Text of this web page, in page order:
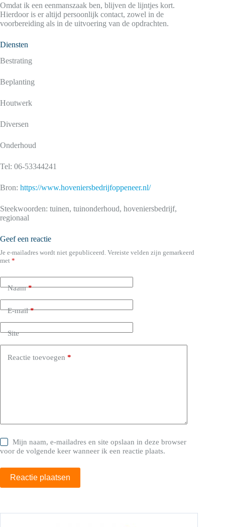
Omdat ik een eenmanszaak ben, blijven de lijntjes kort.
Hierdoor is er altijd persoonlijk contact, zowel in de
voorbereiding als in de uitvoering van de opdrachten.
Diensten
Bestrating
Beplanting
Houtwerk
Diversen
Onderhoud
Tel: 06-53344241
Bron: https://www.hoveniersbedrijfoppeneer.nl/
Steekwoorden: tuinen, tuinonderhoud, hoveniersbedrijf,
regionaal
Geef een reactie
Je e-mailadres wordt niet gepubliceerd. Vereiste velden zijn gemarkeerd
met *
Naam*
E-mail*
Site
Reactie toevoegen *
Mijn naam, e-mailadres en site opslaan in deze browser
voor de volgende keer wanneer ik een reactie plaats.
Reactie plaatsen